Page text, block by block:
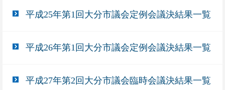
平成25年第1回大分市議会定例会議決結果一覧
平成26年第1回大分市議会定例会議決結果一覧
平成27年第2回大分市議会臨時会議決結果一覧